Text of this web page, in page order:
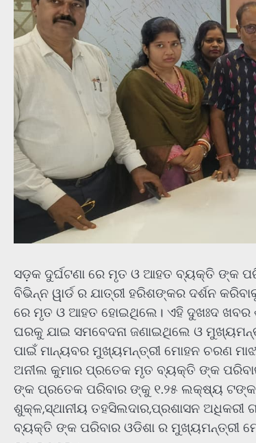
ସଡ଼କ ଦୁର୍ଘଟଣା ରେ ମୃତ ଓ ଆହତ ବ୍ୟକ୍ତି ଙ୍କ
ବିଭିନ୍ନ ୱାର୍ଡ ର ଯାତ୍ରୀ ହରିଶଙ୍କର ଦର୍ଶନ
ରେ ମୃତ ଓ ଆହତ ହୋଇଥିଲେ। ଏହି ଦୁଖଃଦ ଖବର
ଘରକୁ ଯାଇ ସମବେଦନା ଜଣାଇଥିଲେ ଓ
ପାଇଁ ମାନ୍ୟବର ମୁଖ୍ୟମନ୍ତ୍ରୀ ମୋହନ ଚରଣ
ଅନୀଲ କୁମାର ପ୍ରତେକ ମୃତ ବ୍ୟକ୍ତି ଙ୍କ
ଙ୍କ ପ୍ରତେକ ପରିବାର ଙ୍କୁ ୧.୨୫ ଲକ୍ଷ୍ୟ
ଶୁକ୍ଳ,ସ୍ଥାନୀୟ ତହସିଲଦାର,ପ୍ରଶାସନ ଅଧିକରୀ
ବ୍ୟକ୍ତି ଙ୍କ ପରିବାର ଓଡିଶା ର ମୁଖ୍ୟମନ୍ତ୍ରୀ